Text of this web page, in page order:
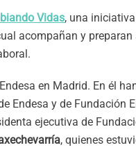
Vidas, una
acompañan y
en Madrid. En él
Endesa y de Fundación
ejecutiva de
, quienes